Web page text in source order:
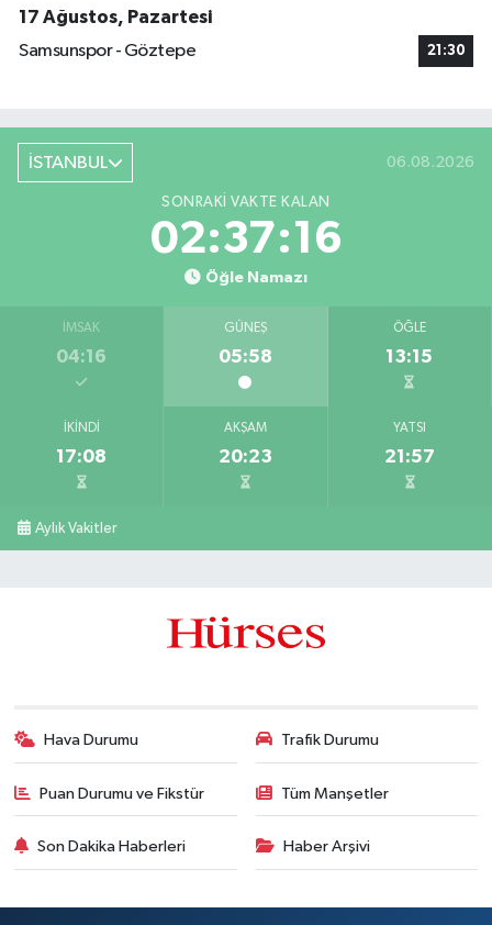
17 Ağustos, Pazartesi
Samsunspor - Göztepe
21:30
İSTANBUL 06.08.2026
SONRAKI VAKTE KALAN
02:37:15
Öğle Namazı
İMSAK
04:16
GÜNEŞ
05:58
ÖĞLE
13:15
İKINDI
17:08
AKŞAM
20:23
YATSI
21:57
Aylık Vakitler
Hava Durumu Trafik Durumu
Puan Durumu ve Fikstür Tüm Manşetler
Son Dakika Haberleri Haber Arşivi